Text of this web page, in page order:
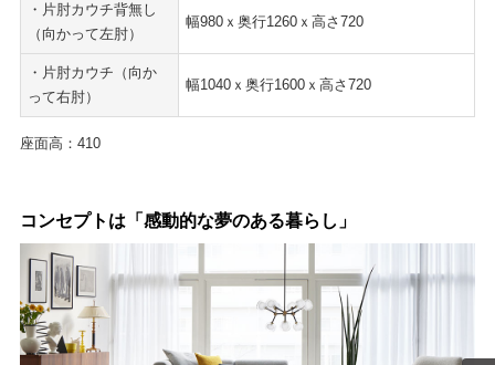
・片肘カウチ背無し
（向かって左肘）
幅980ｘ奥行1260ｘ高さ720
・片肘カウチ（向か
って右肘）
幅1040ｘ奥行1600ｘ高さ720
座面高：410
コンセプトは「感動的な夢のある暮らし」